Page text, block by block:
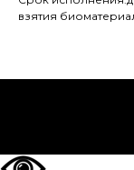
взятия